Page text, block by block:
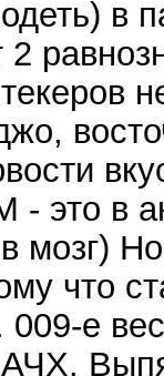
в
2
- это в
мозг)
что
е